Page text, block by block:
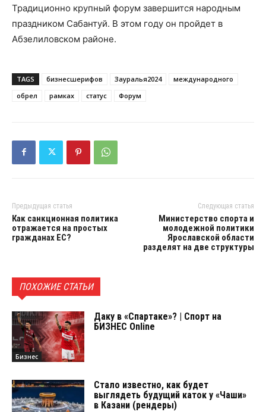
Традиционно крупный форум завершится народным
праздником Сабантуй. В этом году он пройдет в
Абзелиловском районе.
TAGS бизнесшерифов Зауралья2024
международного
обрел
рамках статус Форум
Предыдущая статья
Как санкционная политика
отражается на простых
гражданах ЕС?
Следующая статья
Министерство спорта и
молодежной политики
Ярославской области
разделят на две структуры
ПОХОЖИЕ СТАТЬИ
Бизнес
Даку в «Спартаке»? | Спорт на
БИЗНЕС Online
Стало известно, как будет
выглядеть будущий каток у «Чаши»
в Казани (рендеры)